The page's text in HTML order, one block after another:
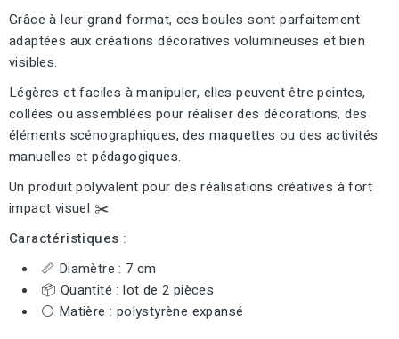
Grâce à leur grand format, ces boules sont parfaitement
adaptées aux créations décoratives volumineuses et bien
visibles.
Légères et faciles à manipuler, elles peuvent être peintes,
collées ou assemblées pour réaliser des décorations, des
éléments scénographiques, des maquettes ou des activités
manuelles et pédagogiques.
Un produit polyvalent pour des réalisations créatives à fort
impact visuel ✂️
Caractéristiques :
📏 Diamètre : 7 cm
📦 Quantité : lot de 2 pièces
⚪ Matière : polystyrène expansé